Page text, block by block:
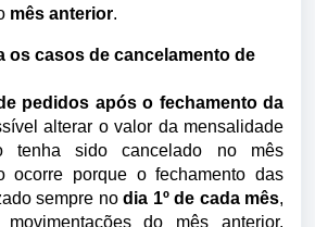
mês anterior.
os casos de cancelamento de
pedidos após o fechamento da
alterar o valor da mensalidade
tenha sido cancelado no mês
ocorre porque o fechamento das
sempre nodia 1º de cada mês,
do mês anterior.